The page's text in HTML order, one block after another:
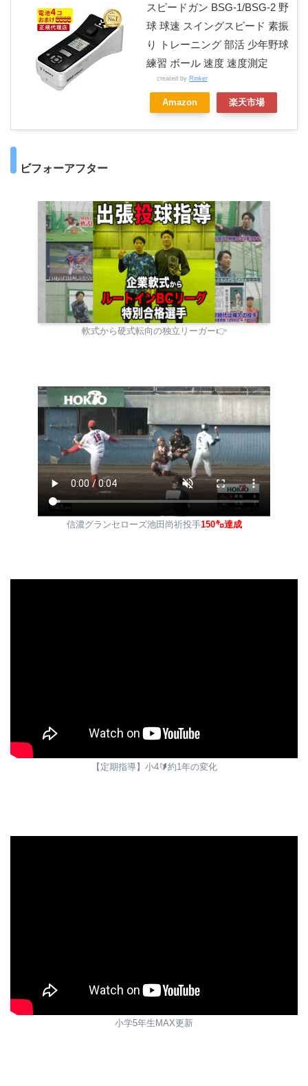
スピードガン BSG-1/BSG-2 野
球 球速 スイングスピード 素振
り トレーニング 部活 少年野球
練習 ボール 速度 速度測定
created by Rinker
Amazon 楽天市場
ビフォーアフター
軟式から硬式転向の独立リーガー👉
信濃グランセローズ池田尚祈投手150㌔達成
【定期指導】小4🔰約1年の変化
小学5年生MAX更新